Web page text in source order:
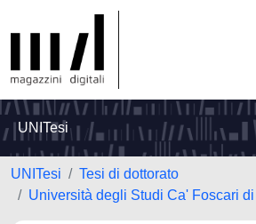
UNITesi
UNITesi
Tesi di dottorato
Università degli Studi Ca' Foscari